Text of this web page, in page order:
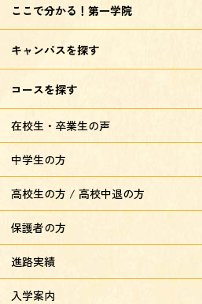
ここで分かる！第一学院
キャンパスを探す
コースを探す
在校生・卒業生の声
中学生の方
高校生の方 / 高校中退の方
保護者の方
進路実績
入学案内